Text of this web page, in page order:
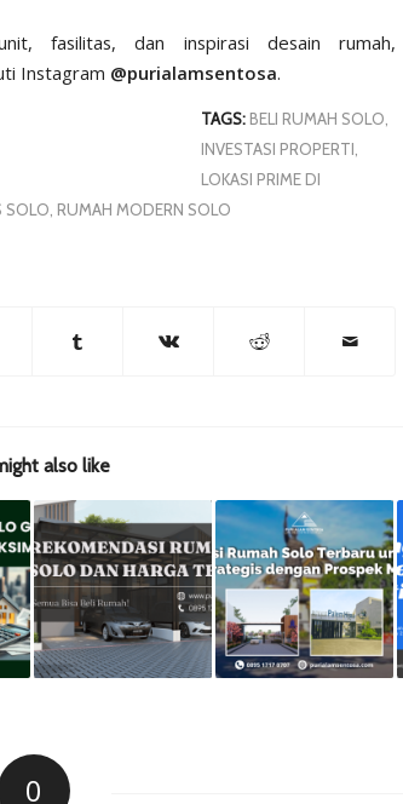
fasilitas, dan inspirasi desain rumah,
Instagram @purialamsentosa.
TAGS: BELI RUMAH SOLO
INVESTASI PROPERTI
LOKASI PRIME DI
SOLO RUMAH MODERN SOLO
also like
0